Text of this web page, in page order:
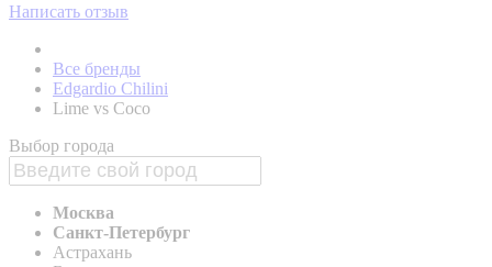
Написать отзыв
Все бренды
Edgardio Chilini
Lime vs Coco
Выбор города
Москва
Санкт-Петербург
Астрахань